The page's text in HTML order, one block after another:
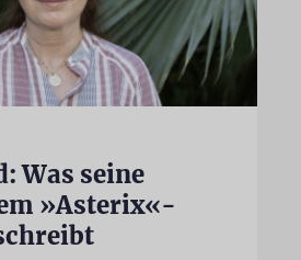
Was seine
»Asterix«-